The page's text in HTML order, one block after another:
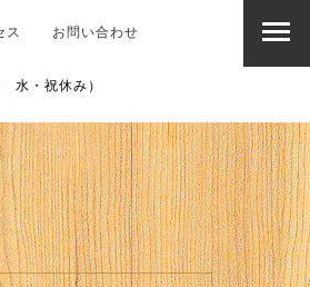
ス お問い合わせ
水・祝休み）